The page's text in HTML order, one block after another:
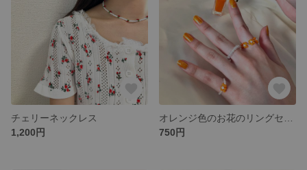
チェリーネックレス
1,200円
750円